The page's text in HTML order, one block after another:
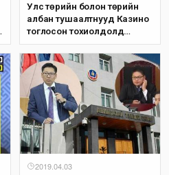
Улс төрийн болон төрийн
албан тушаалтнууд Казино
тоглосон тохиолдолд
ажлаас нь чөлөөлөх арга
хэмжээ авна!!
2019.04.03